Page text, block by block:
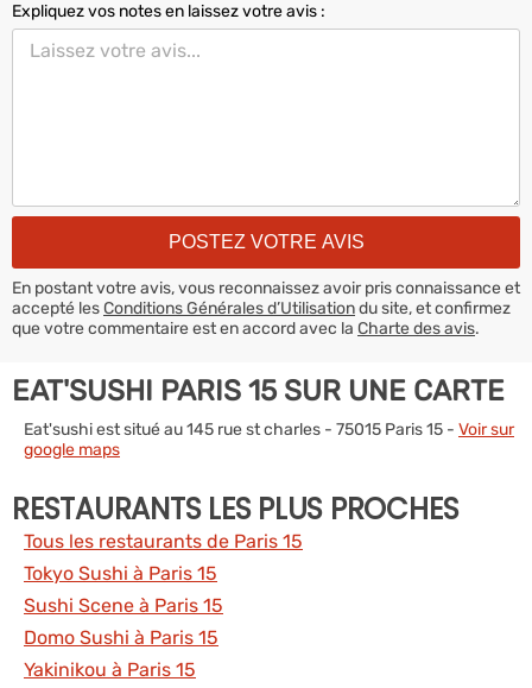
Expliquez vos notes en laissez votre avis :
En postant votre avis, vous reconnaissez avoir pris connaissance et
accepté lesConditions Générales d’Utilisationdu site, et confirmez
que votre commentaire est en accord avec la Charte des avis.
EAT'SUSHI PARIS 15 SUR UNE CARTE
Eat'sushi est situé au 145 rue st charles - 75015 Paris 15 - Voir sur
google maps
RESTAURANTS LES PLUS PROCHES
Tous les restaurants de Paris 15
Tokyo Sushi à Paris 15
Sushi Scene à Paris 15
Domo Sushi à Paris 15
Yakinikou à Paris 15